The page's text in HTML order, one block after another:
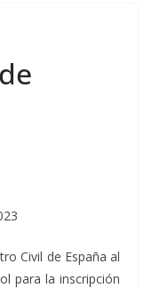
Civil de España al
para la inscripción